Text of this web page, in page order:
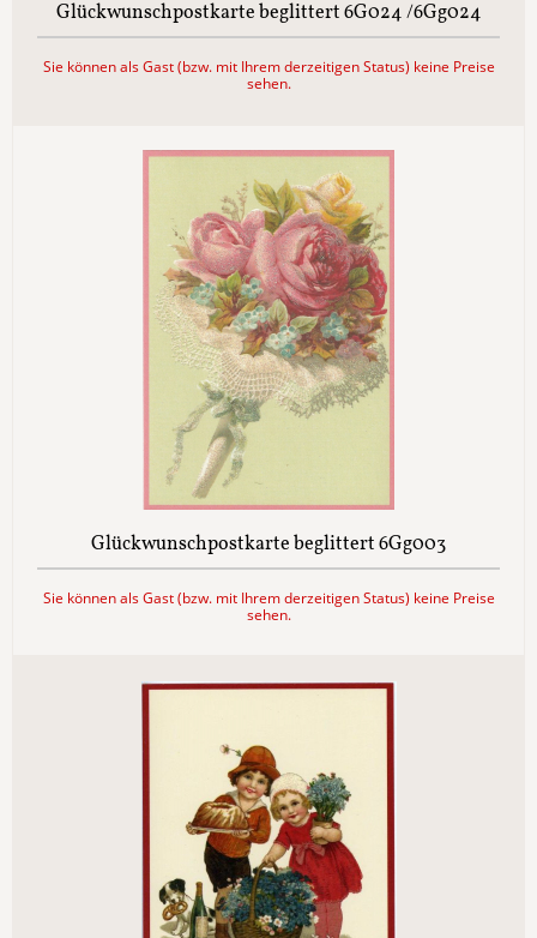
Glückwunschpostkarte beglittert 6G024 /6Gg024
Sie können als Gast (bzw. mit Ihrem derzeitigen Status) keine Preise
sehen.
Glückwunschpostkarte beglittert 6Gg003
Sie können als Gast (bzw. mit Ihrem derzeitigen Status) keine Preise
sehen.